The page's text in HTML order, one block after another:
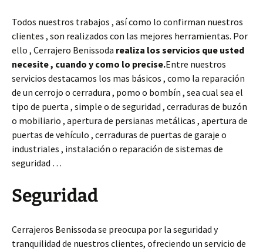
Todos nuestros trabajos , así como lo confirman nuestros
clientes , son realizados con las mejores herramientas. Por
ello , Cerrajero Benissoda realiza los servicios que usted
necesite , cuando y como lo precise.Entre nuestros
servicios destacamos los mas básicos , como la reparación
de un cerrojo o cerradura , pomo o bombín , sea cual sea el
tipo de puerta , simple o de seguridad , cerraduras de buzón
o mobiliario , apertura de persianas metálicas , apertura de
puertas de vehículo , cerraduras de puertas de garaje o
industriales , instalación o reparación de sistemas de
seguridad …
Seguridad
Cerrajeros Benissoda se preocupa por la seguridad y
tranquilidad de nuestros clientes, ofreciendo un servicio de